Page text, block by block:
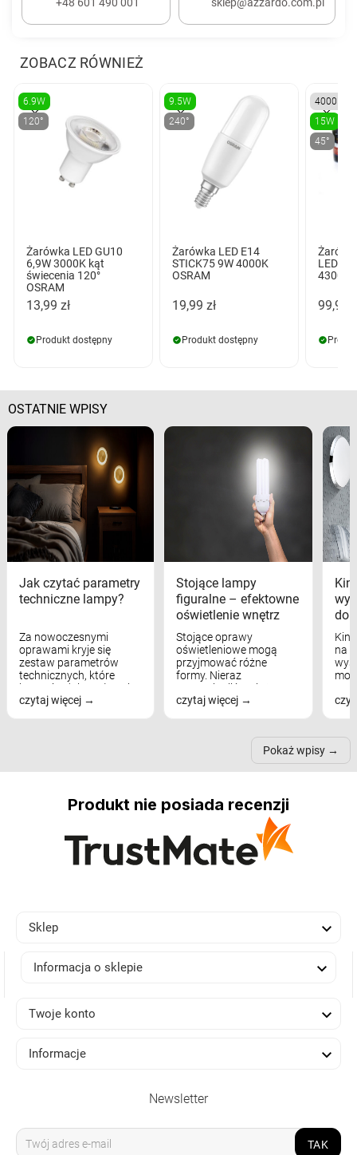
ZOBACZ RÓWNIEŻ
6.9W
120°
Żarówka LED GU10
6,9W 3000K kąt
świecenia 120°
OSRAM
13,99 zł
Produkt dostępny
9.5W
240°
Żarówka LED E14
STICK75 9W 4000K
OSRAM
19,99 zł
Produkt dostępny
4000K
15W
45°
LED
4300
99,99
OSTATNIE WPISY
Jak czytać parametry
techniczne lampy?
Za nowoczesnymi
oprawami kryje się
zestaw parametrów
technicznych, które
bezpośrednio wpływają
na komfort widzenia,
czytaj więcej
Stojące lampy
figuralne – efektowne
oświetlenie wnętrz
Stojące oprawy
oświetleniowe mogą
przyjmować różne
formy. Nieraz
wspominaliśmy już
modele na łukowych
nich może przydać się w
czytaj więcej
na
Pokaż wpisy
Produkt nie posiada recenzji
Sklep 
Informacja o sklepie 
Twoje konto 
Informacje 
Newsletter
TAK